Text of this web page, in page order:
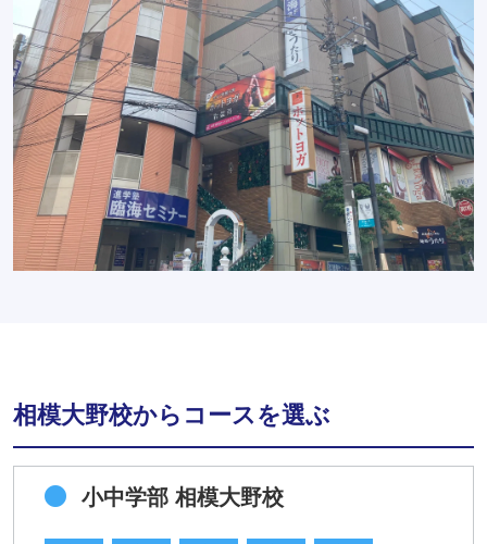
相模大野校からコースを選ぶ
小中学部 相模大野校